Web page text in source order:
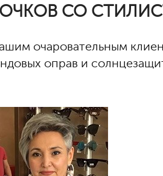
СО
очаровательным
оправ и